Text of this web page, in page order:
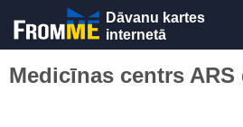
Dāvanu kartes
internetā
Medicīnas centrs ARS